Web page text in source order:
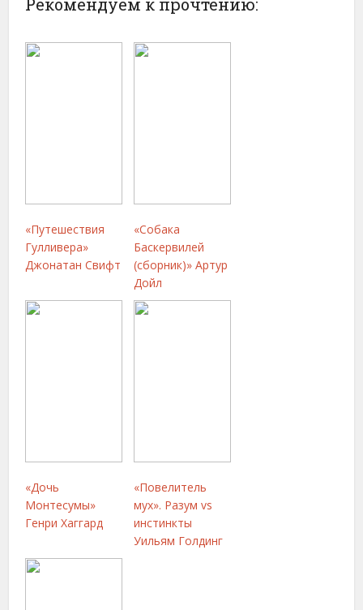
«Путешествия
Гулливера»
Джонатан Свифт
«Собака
Баскервилей
(сборник)» Артур
Дойл
«Дочь
Монтесумы»
Генри Хаггард
«Повелитель
мух». Разум vs
инстинкты
Уильям Голдинг